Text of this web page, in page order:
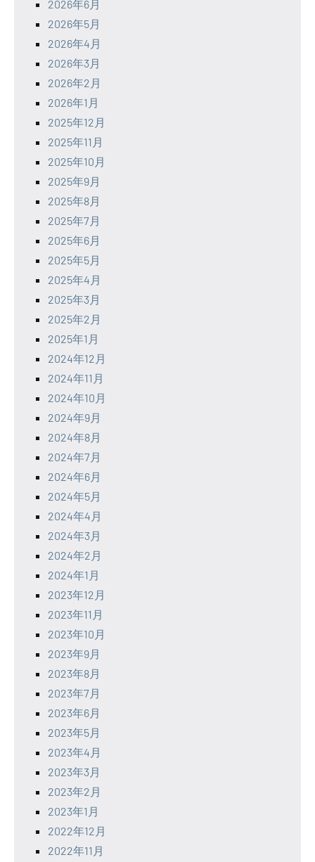
2026年6月
2026年5月
2026年4月
2026年3月
2026年2月
2026年1月
2025年12月
2025年11月
2025年10月
2025年9月
2025年8月
2025年7月
2025年6月
2025年5月
2025年4月
2025年3月
2025年2月
2025年1月
2024年12月
2024年11月
2024年10月
2024年9月
2024年8月
2024年7月
2024年6月
2024年5月
2024年4月
2024年3月
2024年2月
2024年1月
2023年12月
2023年11月
2023年10月
2023年9月
2023年8月
2023年7月
2023年6月
2023年5月
2023年4月
2023年3月
2023年2月
2023年1月
2022年12月
2022年11月